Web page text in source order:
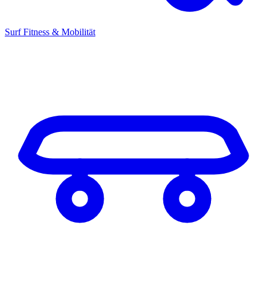
Surf Fitness & Mobilität